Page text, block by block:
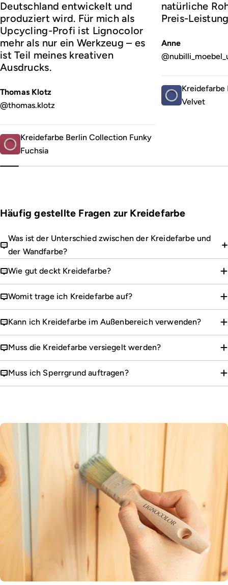
Deutschland entwickelt und
produziert wird. Für mich als
Upcycling-Profi ist Lignocolor
mehr als nur ein Werkzeug – es
ist Teil meines kreativen
Ausdrucks.
Thomas Klotz
@thomas.klotz
Kreidefarbe Berlin Collection Funky
Fuchsia
natürliche
Preis-
Anne
Kreidefarbe
Velvet
Häufig gestellte Fragen zur Kreidefarbe
Was ist der Unterschied zwischen der Kreidefarbe und
der Wandfarbe?
Wie gut deckt Kreidefarbe?
Womit trage ich Kreidefarbe auf?
Kann ich Kreidefarbe im Außenbereich verwenden?
Muss die Kreidefarbe versiegelt werden?
Muss ich Sperrgrund auftragen?